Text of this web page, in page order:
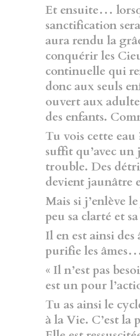
Et ensuite…
sanctification
aura rendu la
conquérir les
continuelle qui
donc aux seuls
ouvert aux
des enfants.
Tu vois cette
suffit qu’avec un
trouble. Des
devient jaunâtre
Mais si j’enlève
peu sa clarté et
Il en est ainsi des
purifie les
« Il n’est pas
est un pour
Tu as ainsi le
à la Vie. C’est la